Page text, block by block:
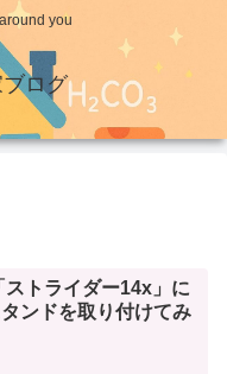
you
ログ
ストライダー14x」に
ンドを取り付けてみ